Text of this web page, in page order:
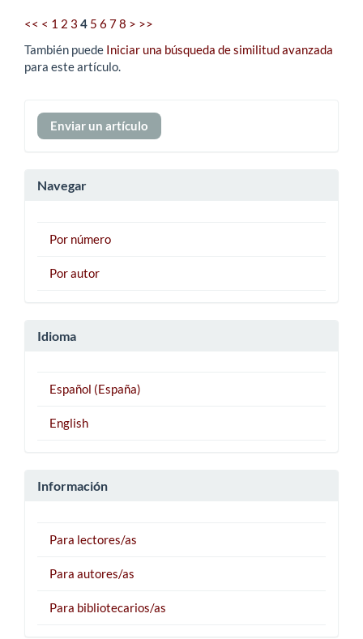
<< < 1 2 3 4 5 6 78 > >>
También puede Iniciar una búsqueda de similitud avanzada
para este artículo.
Enviar
un
Enviar un artículo
Navegar
Por número
Por autor
Idioma
Español (España)
English
Información
Para lectores/as
Para autores/as
Para bibliotecarios/as